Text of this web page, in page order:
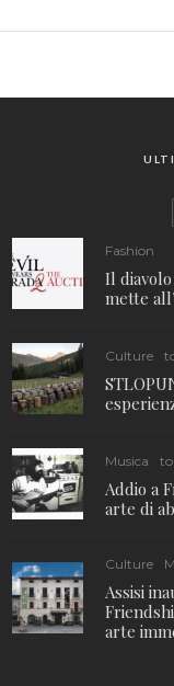
Fashion
Il diavolo
mette
Culture
Musica
Addio a
arte di
Culture
Assisi
arte